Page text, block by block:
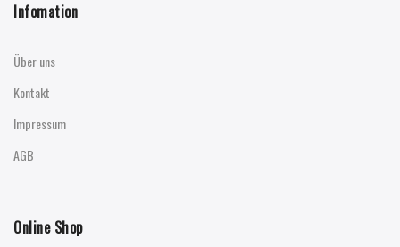
Infomation
Über uns
Kontakt
Impressum
AGB
Online Shop